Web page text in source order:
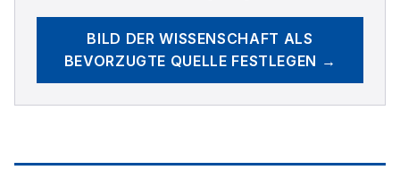
BILD DER WISSENSCHAFT ALS
BEVORZUGTE QUELLE FESTLEGEN →